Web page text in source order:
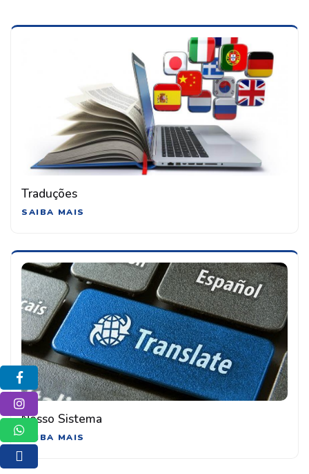
Traduções
SAIBA MAIS
Nosso Sistema
SAIBA MAIS
Facebook
Instagram
Whatsapp
E-mail